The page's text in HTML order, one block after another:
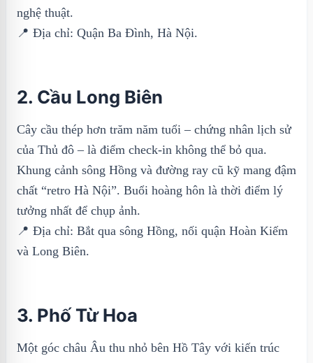
nghệ thuật.
📍 Địa chỉ: Quận Ba Đình, Hà Nội.
2. Cầu Long Biên
Cây cầu thép hơn trăm năm tuổi – chứng nhân lịch sử
của Thủ đô – là điểm check-in không thể bỏ qua.
Khung cảnh sông Hồng và đường ray cũ kỹ mang đậm
chất “retro Hà Nội”. Buổi hoàng hôn là thời điểm lý
tưởng nhất để chụp ảnh.
📍 Địa chỉ: Bắt qua sông Hồng, nối quận Hoàn Kiếm
và Long Biên.
3. Phố Từ Hoa
Một góc châu Âu thu nhỏ bên Hồ Tây với kiến trúc